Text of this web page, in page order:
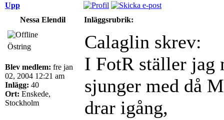
Upp
Nessa Elendil
Inläggsrubrik:
Östring
Blev medlem: fre jan
02, 2004 12:21 am
Inlägg: 40
Ort: Enskede,
Stockholm
Calaglin skrev:
I FotR ställer jag
sjunger med då
drar igång,